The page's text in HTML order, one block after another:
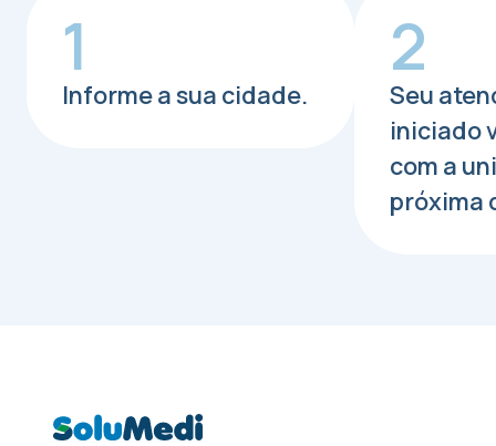
1
Informe a sua cidade.
2
Seu
iniciado
com a
próxima